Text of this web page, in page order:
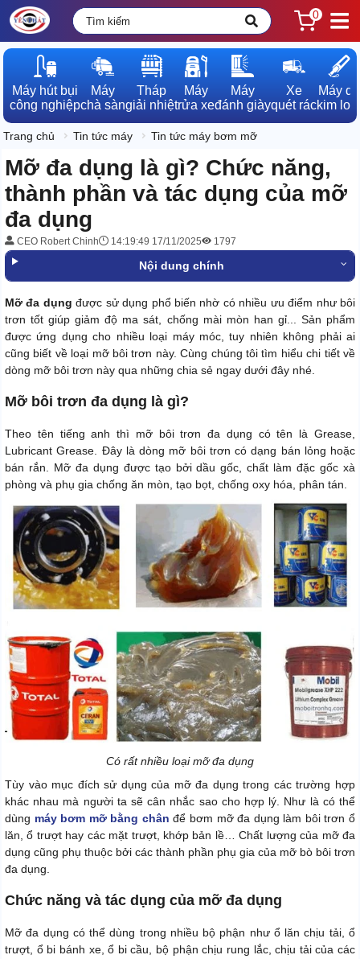
0
Máy hút bụi
công nghiệp
Máy
chà sàn
Tháp
giải nhiệt
Máy
rửa xe
Máy
đánh giày
Xe
quét rác
Máy dò
kim loại
Trang chủ Tin tức máy Tin tức máy bơm mỡ
Mỡ đa dụng là gì? Chức năng,
thành phần và tác dụng của mỡ
đa dụng
CEO Robert Chinh 14:19:49 17/11/2025 1797
Nội dung chính
Mỡ đa dụng được sử dụng phổ biến nhờ có nhiều ưu điểm như bôi
trơn tốt giúp giảm độ ma sát, chống mài mòn han gỉ... Sản phẩm
được ứng dụng cho nhiều loại máy móc, tuy nhiên không phải ai
cũng biết về loại mỡ bôi trơn này. Cùng chúng tôi tìm hiểu chi tiết về
dòng mỡ bôi trơn này qua những chia sẻ ngay dưới đây nhé.
Mỡ bôi trơn đa dụng là gì?
Theo tên tiếng anh thì mỡ bôi trơn đa dụng có tên là Grease,
Lubricant Grease. Đây là dòng mỡ bôi trơn có dạng bán lỏng hoặc
bán rắn. Mỡ đa dụng được tạo bởi dầu gốc, chất làm đặc gốc xà
phòng và phụ gia chống ăn mòn, tạo bọt, chống oxy hóa, phân tán.
Có rất nhiều loại mỡ đa dụng
Tùy vào mục đích sử dụng của mỡ đa dụng trong các trường hợp
khác nhau mà người ta sẽ cân nhắc sao cho hợp lý. Như là có thể
dùng máy bơm mỡ bằng chân để bơm mỡ đa dụng làm bôi trơn ổ
lăn, ổ trượt hay các mặt trượt, khớp bản lề… Chất lượng của mỡ đa
dụng cũng phụ thuộc bởi các thành phần phụ gia của mỡ bò bôi trơn
đa dụng.
Chức năng và tác dụng của mỡ đa dụng
Mỡ đa dụng có thể dùng trong nhiều bộ phận như ổ lăn chịu tải, ổ
trượt, ổ bi bánh xe, ổ bi cầu, bộ phận chịu rung lắc, chịu tải của các